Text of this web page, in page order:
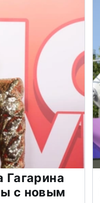
Гагарина
с новым